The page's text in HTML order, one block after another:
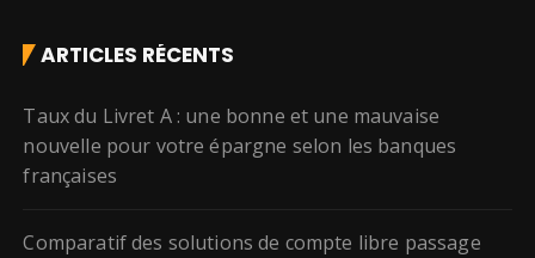
ARTICLES RÉCENTS
Taux du Livret A : une bonne et une mauvaise
nouvelle pour votre épargne selon les banques
françaises
Comparatif des solutions de compte libre passage